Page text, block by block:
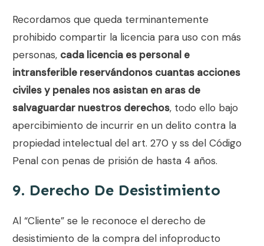
Recordamos que queda terminantemente
prohibido compartir la licencia para uso con más
personas, cada licencia es personal e
intransferible reservándonos cuantas acciones
civiles y penales nos asistan en aras de
salvaguardar nuestros derechos, todo ello bajo
apercibimiento de incurrir en un delito contra la
propiedad intelectual del art. 270 y ss del Código
Penal con penas de prisión de hasta 4 años.
9. Derecho De Desistimiento
Al “Cliente” se le reconoce el derecho de
desistimiento de la compra del infoproducto